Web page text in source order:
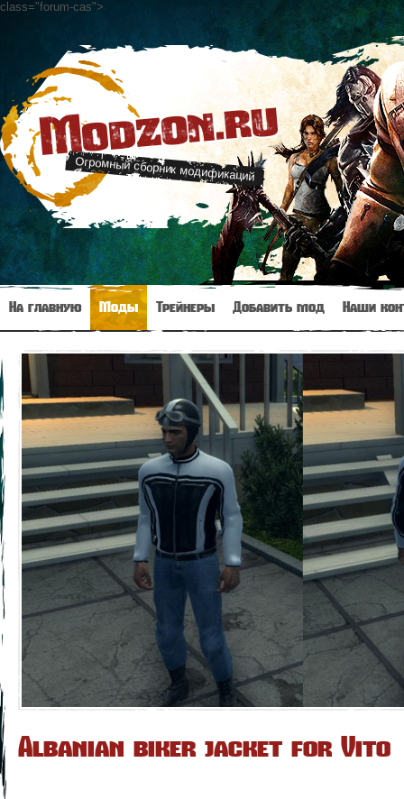
class="forum-cas">
Modzon.ru
Огромный сборник модификаций
На главную Моды Трейнеры Добавить мод Наши
Albanian biker jacket for Vito